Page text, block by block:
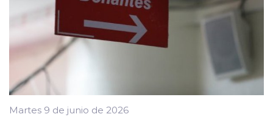
Martes 9 de junio de 2026